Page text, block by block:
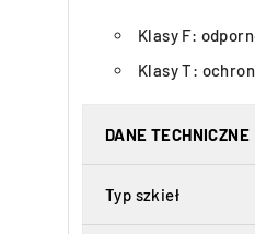
Klasy F:
Klasy T:
DANE TECHNICZNE
Typ szkieł